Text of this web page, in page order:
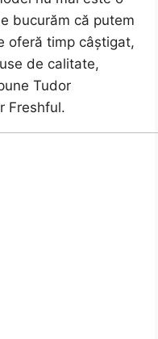
bucurăm că putem
oferă timp câștigat,
de calitate,
Tudor
Freshful.